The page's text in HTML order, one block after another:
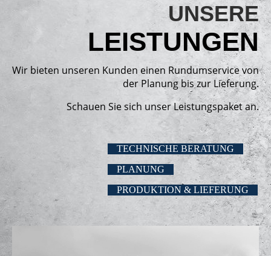
UNSERE
LEISTUNGEN
Wir bieten unseren Kunden einen Rundum­service von
der Planung bis zur Lieferung.
Schauen Sie sich unser Leistungspaket an.
TECHNISCHE BERATUNG
PLANUNG
PRODUKTION & LIEFERUNG